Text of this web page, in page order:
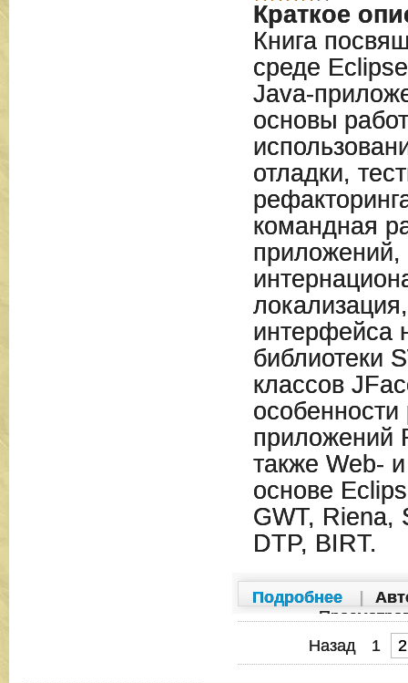
Краткое
Книга
среде
Java-
основы
отладки,
командная
приложений,
интерфейса
библиотеки
классов
особенности
приложений
также Web-
основе
GWT, Riena,
DTP, BIRT.
Подробнее
Назад
1 2